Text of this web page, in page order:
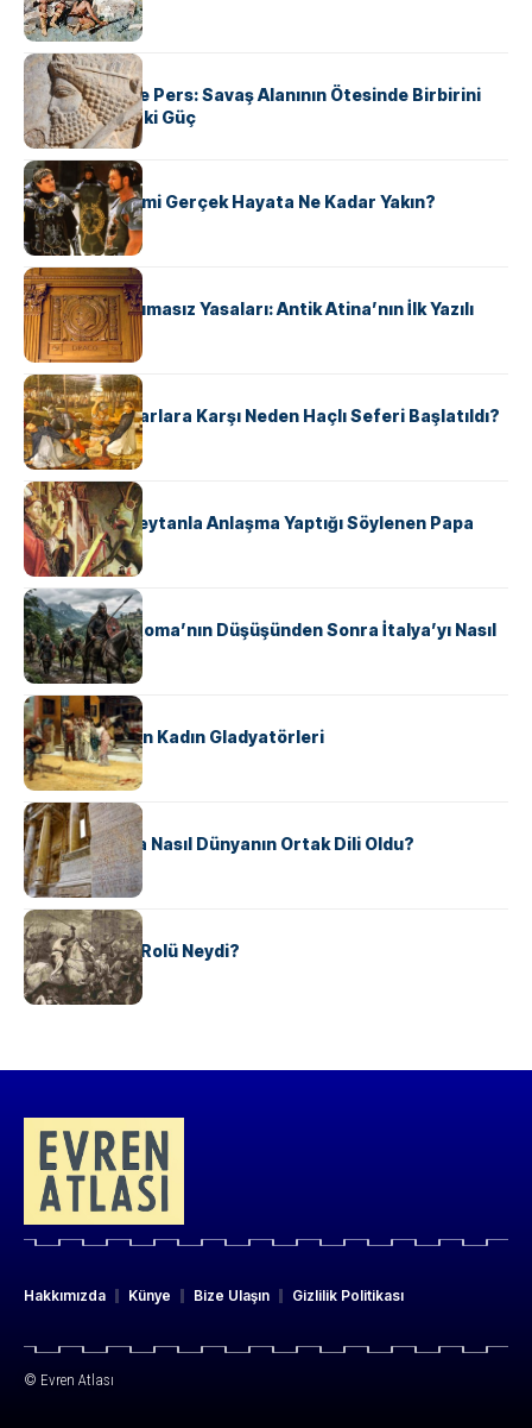
KÜLTÜR
Antik Yunan ve Pers: Savaş Alanının Ötesinde Birbirini
Şekillendiren İki Güç
KÜLTÜR
‘Gladiator’ Filmi Gerçek Hayata Ne Kadar Yakın?
KÜLTÜR
Draco’nun Acımasız Yasaları: Antik Atina’nın İlk Yazılı
Hukuk Kodu
KÜLTÜR
Avrupalı ​​Katharlara Karşı Neden Haçlı Seferi Başlatıldı?
KÜLTÜR
II. Silvester: Şeytanla Anlaşma Yaptığı Söylenen Papa
KÜLTÜR
Ostrogotlar Roma’nın Düşüşünden Sonra İtalya’yı Nasıl
Ele Geçirdi?
KÜLTÜR
Antik Roma’nın Kadın Gladyatörleri
KÜLTÜR
Antik Yunanca Nasıl Dünyanın Ortak Dili Oldu?
KÜLTÜR
Valdensler’in Rolü Neydi?
Hakkımızda Künye Bize Ulaşın Gizlilik Politikası
© Evren Atlası